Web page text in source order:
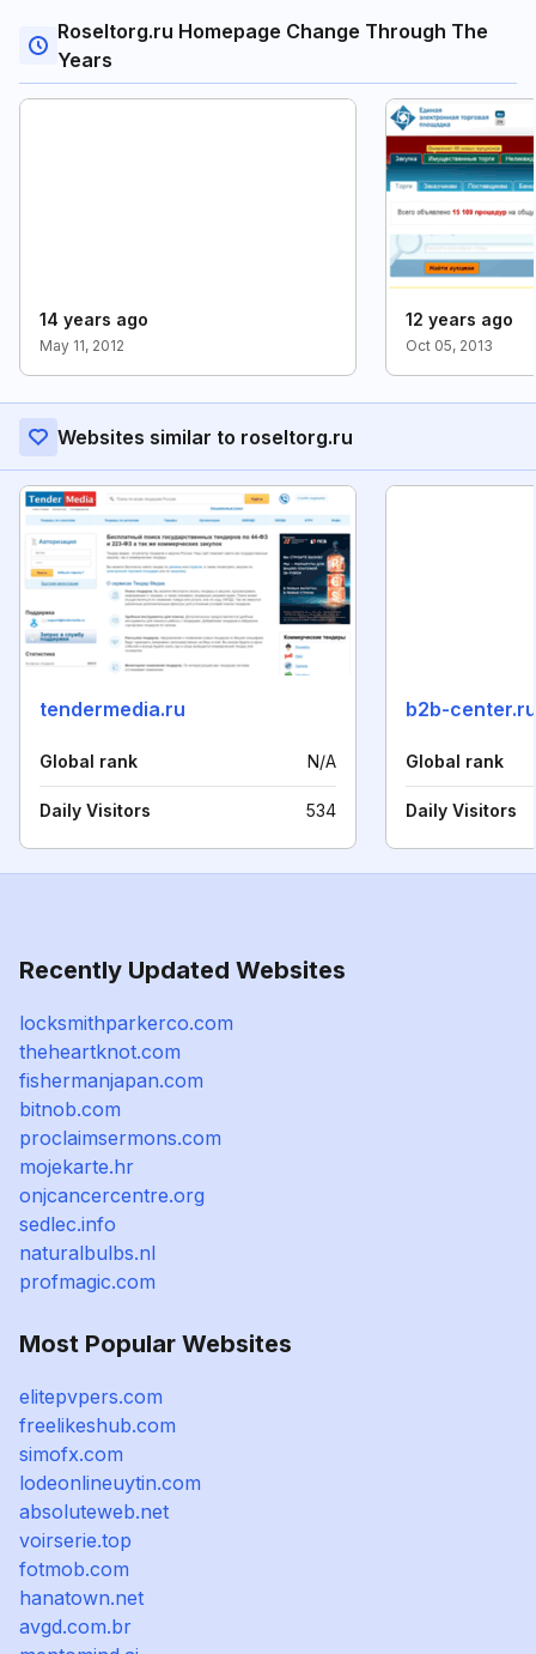
Roseltorg.ru Homepage Change Through The
Years
14 years ago
May 11, 2012
12 years ago
Oct 05, 2013
Websites similar to roseltorg.ru
tendermedia.ru
Global rank N/A
Daily Visitors 534
b2b-center.ru
Global rank
Daily Visitors
Recently Updated Websites
locksmithparkerco.com
theheartknot.com
fishermanjapan.com
bitnob.com
proclaimsermons.com
mojekarte.hr
onjcancercentre.org
sedlec.info
naturalbulbs.nl
profmagic.com
Most Popular Websites
elitepvpers.com
freelikeshub.com
simofx.com
lodeonlineuytin.com
absoluteweb.net
voirserie.top
fotmob.com
hanatown.net
avgd.com.br